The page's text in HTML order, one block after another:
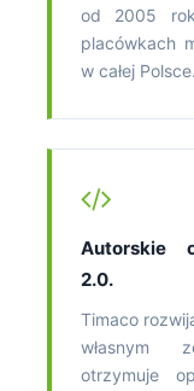
od 2005
placówkach
w całej Polsce.
Autorskie
2.0.
Timaco
własnym
otrzymuje